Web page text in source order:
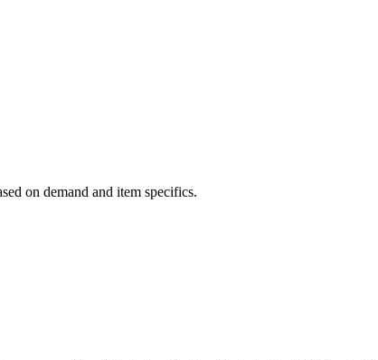
on demand and item specifics.